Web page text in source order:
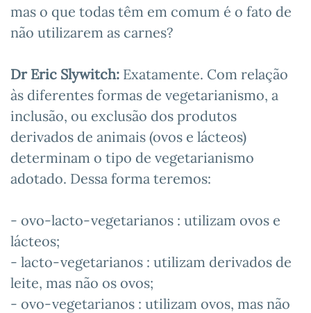
mas o que todas têm em comum é o fato de
não utilizarem as carnes?
Dr Eric Slywitch: Exatamente. Com relação
às diferentes formas de vegetarianismo, a
inclusão, ou exclusão dos produtos
derivados de animais (ovos e lácteos)
determinam o tipo de vegetarianismo
adotado. Dessa forma teremos:
- ovo-lacto-vegetarianos : utilizam ovos e
lácteos;
- lacto-vegetarianos : utilizam derivados de
leite, mas não os ovos;
- ovo-vegetarianos : utilizam ovos, mas não